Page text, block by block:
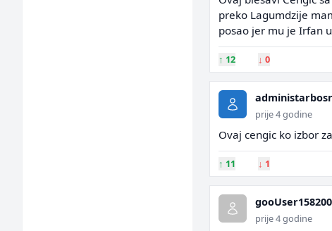
preko Lagumdzije
posao jer mu je Irfan
↑ 12 ↓ 0
prije 4 godine
Ovaj cengic ko izbor
↑ 11 ↓ 1
prije 4 godine